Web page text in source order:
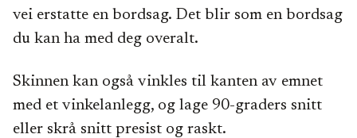
vei erstatte en bordsag. Det blir som en bordsag
du kan ha med deg overalt.
Skinnen kan også vinkles til kanten av emnet
med et vinkelanlegg, og lage 90-graders snitt
eller skrå snitt presist og raskt.